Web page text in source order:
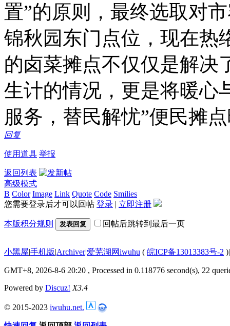
置”的原则，最终选取对
锦秋园东门点位，现在热
的卤菜摊点不仅仅是解决
生计的情况，更是将暖心
服务，替民解忧”便民摊
回复
使用道具 举报
返回列表
高级模式
B Color Image Link Quote Code Smilies
您需要登录后才可以回帖 登录 | 立即注册
本版积分规则 发表回复 回帖后跳转到最后一页
小黑屋|手机版|Archiver|爱芜湖网iwuhu ( 皖ICP备13013383号-2 )|
GMT+8, 2026-8-6 20:20 , Processed in 0.118776 second(s), 22
Powered by Discuz! X3.4
© 2015-2023 iwuhu.net.